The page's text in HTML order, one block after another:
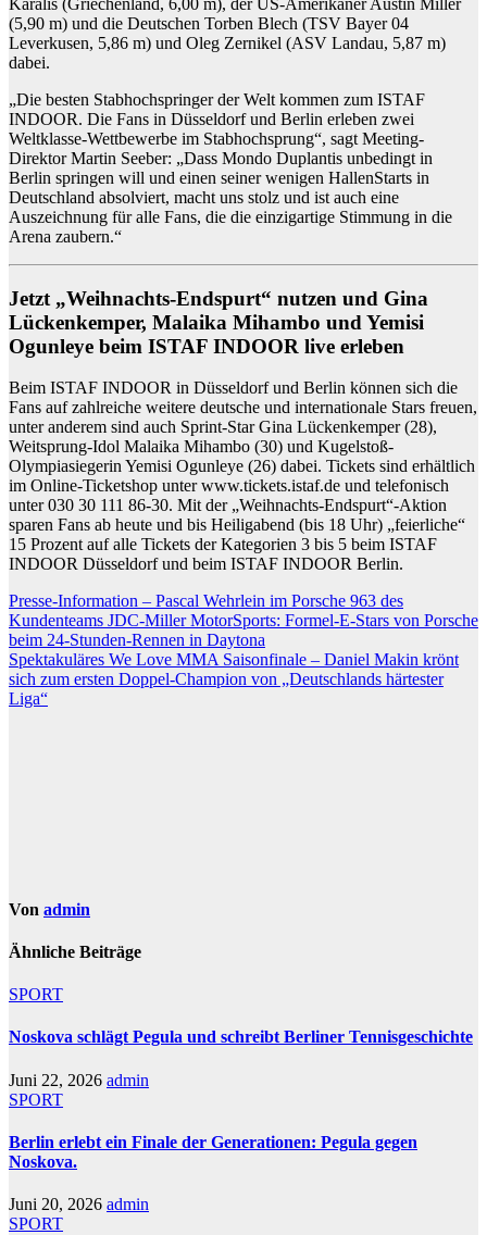
(5,90 m) und die Deutschen Torben Blech (TSV Bayer 04
Leverkusen, 5,86 m) und Oleg Zernikel (ASV Landau, 5,87 m)
dabei.
„Die besten Stabhochspringer der Welt kommen zum ISTAF
INDOOR. Die Fans in Düsseldorf und Berlin erleben zwei
Weltklasse-Wettbewerbe im Stabhochsprung“, sagt Meeting-
DirektorMartin Seeber: „Dass Mondo Duplantis unbedingt in
Berlin springen will und einen seiner wenigen HallenStarts in
Deutschland absolviert, macht uns stolz und ist auch eine
Auszeichnung für alle Fans, die die einzigartige Stimmung in die
Arena zaubern.“
Jetzt „Weihnachts-Endspurt“ nutzen und Gina
Lückenkemper, Malaika Mihambo und Yemisi
Ogunleye beim ISTAF INDOOR live erleben
Beim ISTAF INDOOR in Düsseldorf und Berlin können sich die
Fans auf zahlreiche weitere deutsche und internationale Stars freuen,
unter anderem sind auch Sprint-StarGina Lückenkemper(28),
Weitsprung-Idol Malaika Mihambo (30) und Kugelstoß-
Olympiasiegerin Yemisi Ogunleye (26) dabei. Tickets sind erhältlich
im Online-Ticketshop unter www.tickets.istaf.de und telefonisch
unter 030 30 111 86-30. Mit der „Weihnachts-Endspurt“-Aktion
sparen Fans ab heute und bis Heiligabend (bis 18 Uhr) „feierliche“
15 Prozent auf alle Tickets der Kategorien 3 bis 5 beim ISTAF
INDOOR Düsseldorf und beim ISTAF INDOOR Berlin.
Beitragsnavigation
Presse-Information – Pascal Wehrlein im Porsche 963 des
Kundenteams JDC-Miller MotorSports: Formel-E-Stars von Porsche
beim 24-Stunden-Rennen in Daytona
Spektakuläres We Love MMA Saisonfinale – Daniel Makin krönt
sich zum ersten Doppel-Champion von „Deutschlands härtester
Liga“
Von admin
Ähnliche Beiträge
SPORT
Noskova schlägt Pegula und schreibt Berliner Tennisgeschichte
Juni 22, 2026 admin
SPORT
Berlin erlebt ein Finale der Generationen: Pegula gegen
Noskova.
Juni 20, 2026 admin
SPORT